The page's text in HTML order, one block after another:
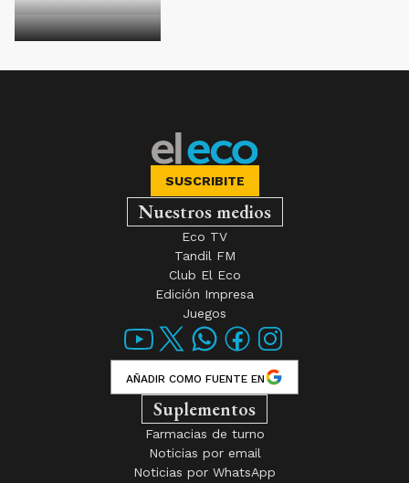
SUSCRIBITE
Nuestros medios
Eco TV
Tandil FM
Club El Eco
Edición Impresa
Juegos
AÑADIR COMO FUENTE EN
Suplementos
Farmacias de turno
Noticias por email
Noticias por WhatsApp